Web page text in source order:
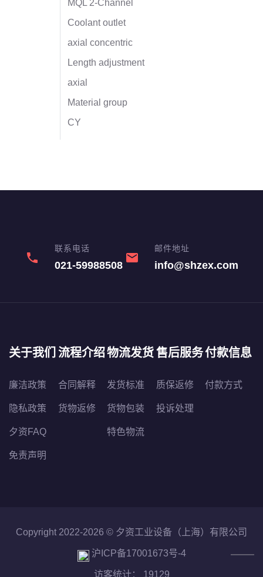
MQL 2-Channel
Coolant outlet
axial concentric
Length adjustment
axial
Material group
CY
phone
联系电话
021-59988508
email
邮件地址
info@shzex.com
关于我们
廉洁政策
隐私政策
夕资FAQ
免责声明
流程介绍
合同解释
货物返修
物流发货
发货标准
货物包装
特色物流
售后服务
质保返修
投诉处理
付款信息
付款方式
Copyright 2022-2026 © 夕资工业设备（上海）有限公司
沪ICP备17001673号-4
访客统计： 19129